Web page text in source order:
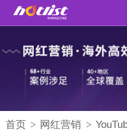
首页 > 网红营销 >